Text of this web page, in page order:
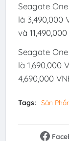
Seagate
là 3,490,000
và
Seagate
là 1,690,000
4,690,000
Tags:
Sản